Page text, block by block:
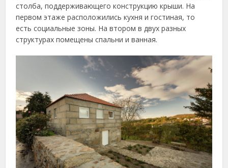
столба, поддерживающего конструкцию крыши. На
первом этаже расположились кухня и гостиная, то
есть социальные зоны. На втором в двух разных
структурах помещены спальни и ванная.